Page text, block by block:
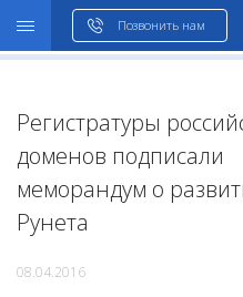
Позвонить нам
Регистратуры
доменов подписали
меморандум о
Рунета
08.04.2016